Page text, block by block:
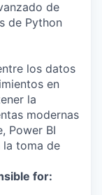
de
de Python
los datos
en
la
modernas
Power BI
la toma de
for: